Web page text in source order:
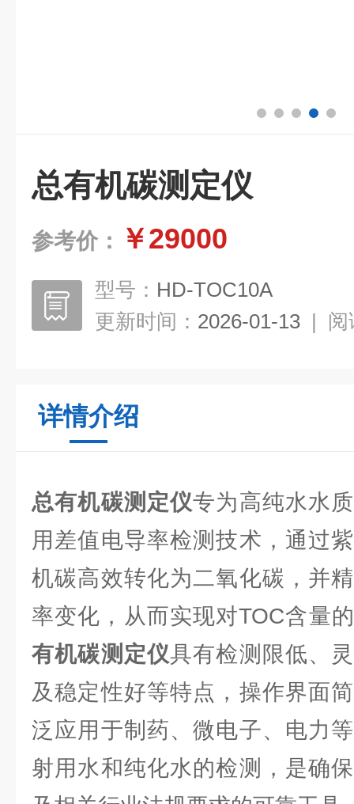
总有机碳测定仪
参考价： ￥29000
型号： HD-TOC10A
更新时间： 2026-01-13 | 阅
详情介绍
总有机碳测定仪专为高纯水水
用差值电导率检测技术，通过
机碳高效转化为二氧化碳，并
率变化，从而实现对TOC含量
有机碳测定仪具有检测限低、
及稳定性好等特点，操作界面
泛应用于制药、微电子、电力
射用水和纯化水的检测，是确